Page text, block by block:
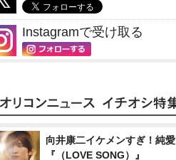
Instagramで受け取る
向井康二イケメンすぎ！純愛
『（LOVE SONG）』